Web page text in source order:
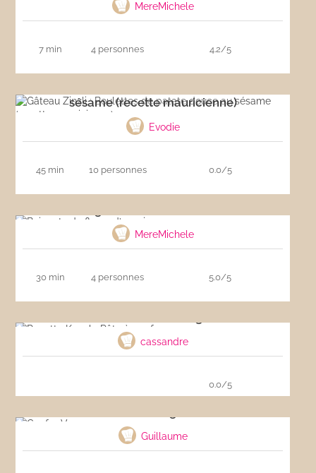
MereMichele
7 min 4 personnes 4.2/5
sésame (recette mauricienne)
Evodie
45 min 10 personnes 0.0/5
MereMichele
30 min 4 personnes 5.0/5
cassandre
0.0/5
Guillaume